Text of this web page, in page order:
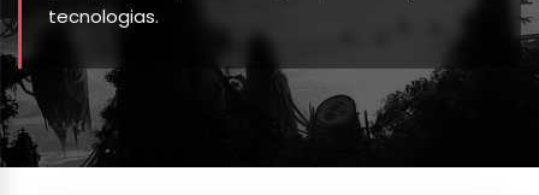
tecnologias.